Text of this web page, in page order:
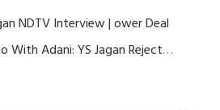
NDTV Interview | ower Deal
With Adani: YS Jagan Rejects